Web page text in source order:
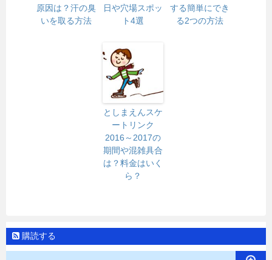
原因は？汗の臭
いを取る方法
日や穴場スポッ
ト4選
する簡単にでき
る2つの方法
としまえんスケ
ートリンク
2016～2017の
期間や混雑具合
は？料金はいく
ら？
購読する